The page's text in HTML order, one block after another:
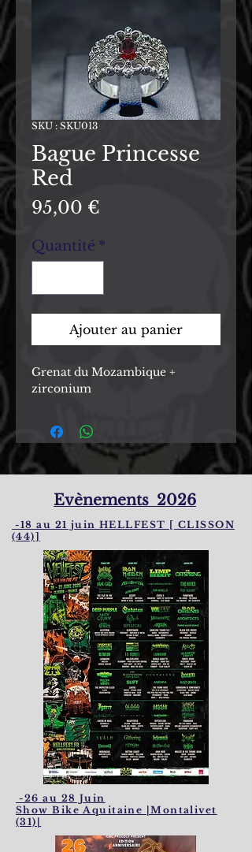
SKU : SKU013
Bague Princesse
Red
95,00 €
Quantité *
Ajouter au panier
Grenat du Mozambique +
zirconium
Evènements 2026
-18 au 21 juin HELLFEST [ CLISSON
(44)]
-26 au 28 Juin
Show Bike Aquitaine |Montalivet
(31)|